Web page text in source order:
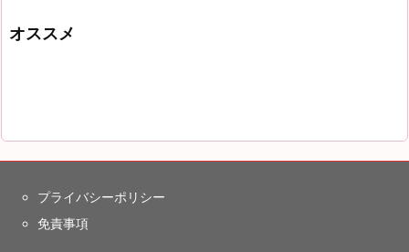
オススメ
プライバシーポリシー
免責事項